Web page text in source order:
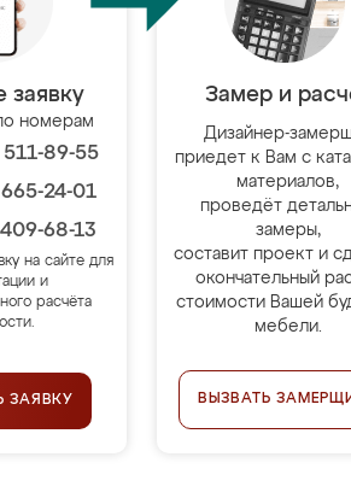
заявку
номерам
89-55
24-01
68-13
на сайте для
и
расчёта
ЗАЯВКУ
Замер и
Дизайнер-
приедет к Вам с
материалов,
проведёт
замеры,
составит проект и
окончательный
стоимости Вашей
мебели.
ВЫЗВАТЬ